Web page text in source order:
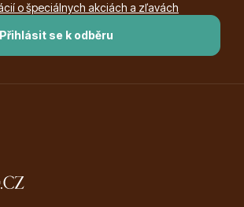
Přihlásit se k odběru
o špeciálnych akciách a zľavách